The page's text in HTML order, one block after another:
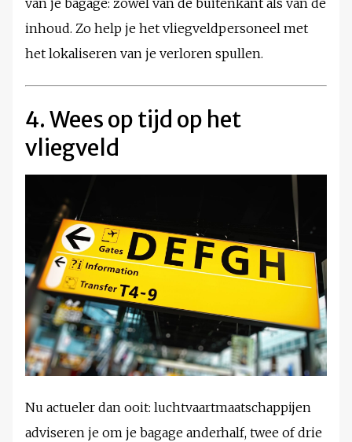
van je bagage: zowel van de buitenkant als van de
inhoud. Zo help je het vliegveldpersoneel met
het lokaliseren van je verloren spullen.
4. Wees op tijd op het
vliegveld
Nu actueler dan ooit: luchtvaartmaatschappijen
adviseren je om je bagage anderhalf, twee of drie